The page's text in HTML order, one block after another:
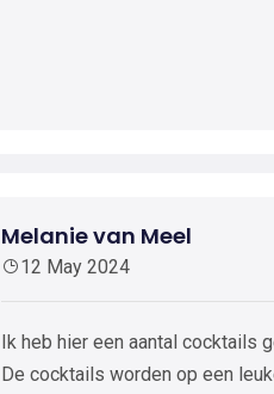
Melanie van Meel
12 May 2024
Ik heb hier een aantal cocktails
De cocktails worden op een